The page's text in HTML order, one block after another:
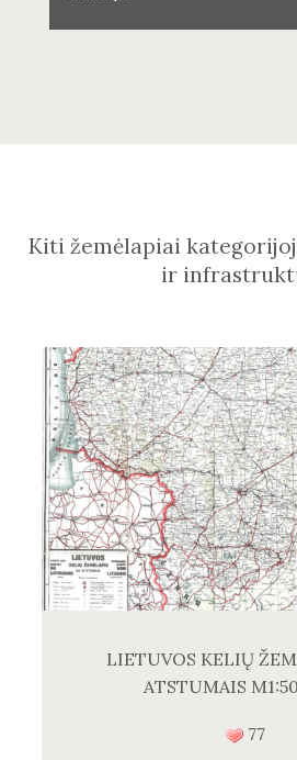
Kiti žemėlapiai
ir
LIETUVOS KELIŲ
ATSTUMAIS
77